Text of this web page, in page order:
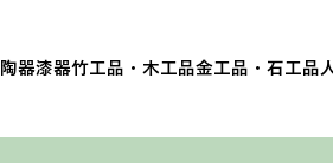
陶器漆器竹工品・木工品金工品・石工品